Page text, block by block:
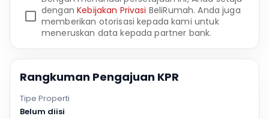
denganKebijakan Privasi BeliRumah. Anda juga
memberikan otorisasi kepada kami untuk
meneruskan data kepada partner bank.
Rangkuman Pengajuan KPR
Tipe Properti
Belum diisi